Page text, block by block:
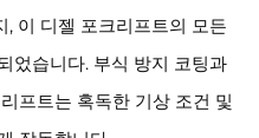
이 디젤 포크리프트의 모든
었습니다. 부식 방지 코팅과
프트는 혹독한 기상 조건 및